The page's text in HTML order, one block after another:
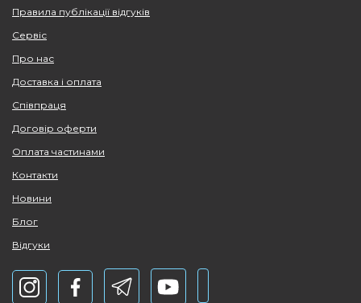
Правила публікації відгуків
Сервіс
Про нас
Доставка і оплата
Співпраця
Договір оферти
Оплата частинами
Контакти
Новини
Блог
Відгуки